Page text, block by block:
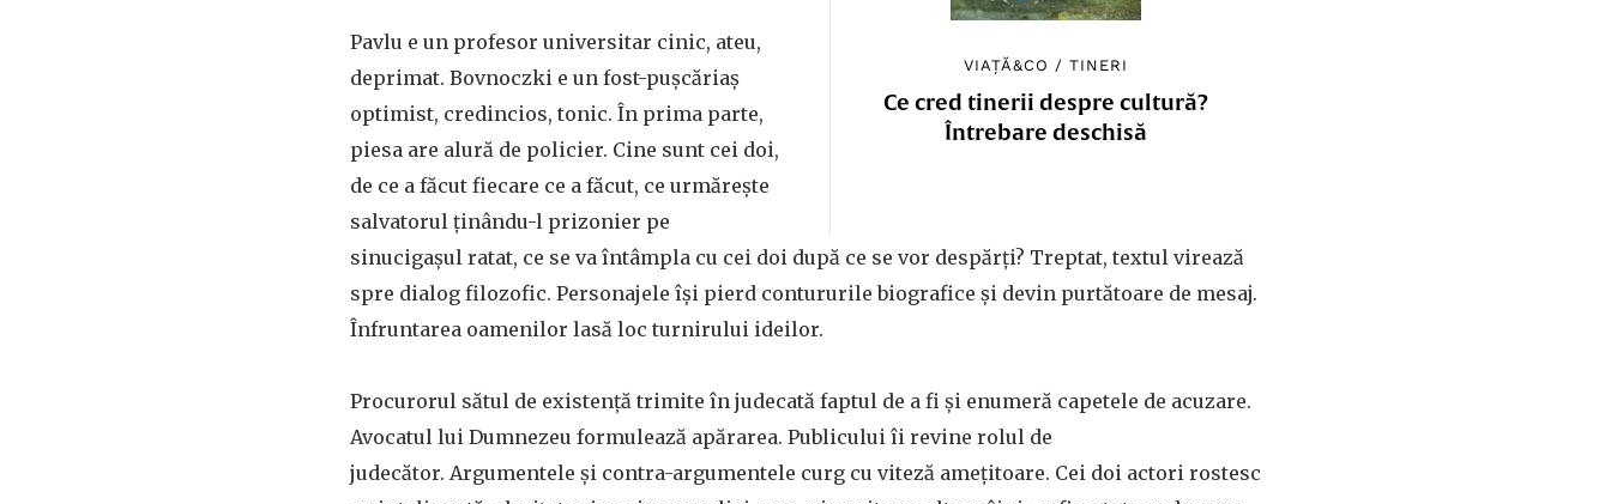
VIAȚĂ&CO /TINERI
Ce cred tinerii despre cultură?
Întrebare deschisă
Pavlu e un profesor universitar cinic, ateu,
deprimat. Bovnoczki e un fost-puşcăriaş
optimist, credincios, tonic. În prima parte,
piesa are alură de policier. Cine sunt cei doi,
de ce a făcut fiecare ce a făcut, ce urmăreşte
salvatorul ţinându-l prizonier pe
sinucigaşul ratat, ce se va întâmpla cu cei doi după ce se vor despărţi? Treptat, textul virează
spre dialog filozofic. Personajele îşi pierd contururile biografice şi devin purtătoare de mesaj.
Înfruntarea oamenilor lasă loc turnirului ideilor.
Procurorul sătul de existenţă trimite în judecată faptul de a fi şi enumeră capetele de acuzare.
Avocatul lui Dumnezeu formulează apărarea. Publicului îi revine rolul de
judecător. Argumentele şi contra-argumentele curg cu viteză ameţitoare. Cei doi actori rostesc